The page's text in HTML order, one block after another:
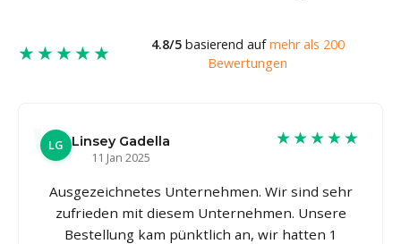
★★★★★ 4.8/5basierend aufmehr als 200
Bewertungen
LG
Linsey Gadella
11 Jan 2025
★★★★★
Ausgezeichnetes Unternehmen. Wir sind sehr
zufrieden mit diesem Unternehmen. Unsere
Bestellung kam pünktlich an, wir hatten 1